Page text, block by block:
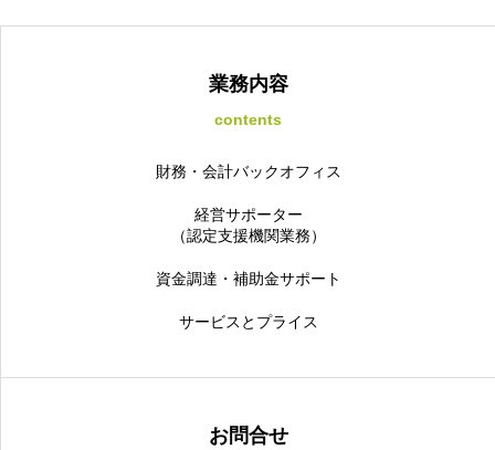
業務内容
contents
財務・会計バックオフィス
経営サポーター
（認定支援機関業務）
資金調達・補助金サポート
サービスとプライス
お問合せ